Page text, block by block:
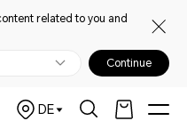
related to you and
Continue
DE